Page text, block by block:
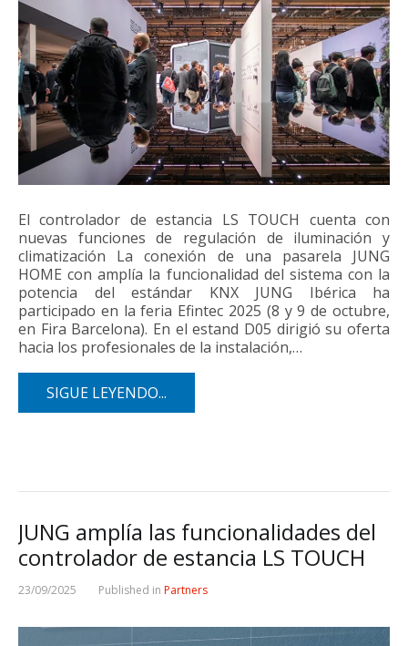
El controlador de estancia LS TOUCH cuenta con
nuevas funciones de regulación de iluminación y
climatización La conexión de una pasarela JUNG
HOME con amplía la funcionalidad del sistema con la
potencia del estándar KNX JUNG Ibérica ha
participado en la feria Efintec 2025 (8 y 9 de octubre,
en Fira Barcelona). En el estand D05 dirigió su oferta
hacia los profesionales de la instalación,…
SIGUE LEYENDO...
JUNG amplía las funcionalidades del
controlador de estancia LS TOUCH
23/09/2025 Published in Partners